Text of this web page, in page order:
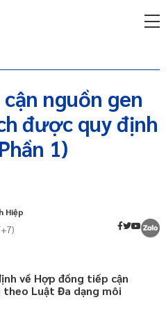
nguồn gen
được quy định
1)
Hiệp
về Hợp đồng tiếp cận
theo Luật Đa dạng môi
hợp đồng tiếp cận nguồn gen
lợi ích